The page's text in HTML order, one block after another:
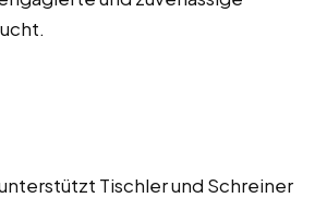
Tischler und Schreiner